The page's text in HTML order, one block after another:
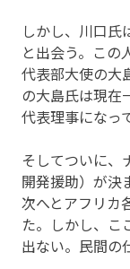
しかし、川口氏
と出会う。この
代表部大使の大
の大島氏は現在
代表理事になっ
そしてついに、
開発援助）が決
次へとアフリカ
た。しかし、こ
出ない。民間の